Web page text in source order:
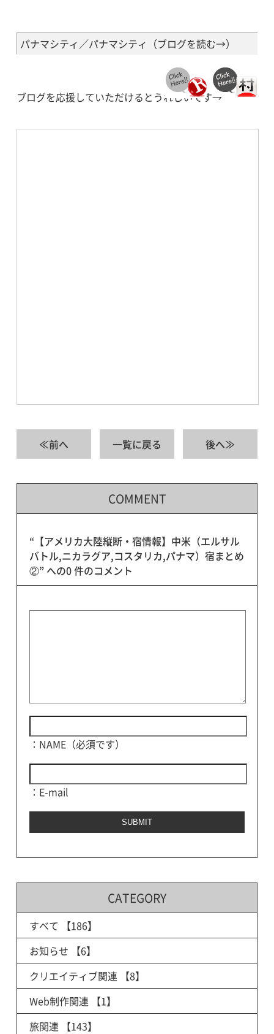
パナマシティ／パナマシティ（ブログを読む→）
ブログを応援していただけるとうれしいです→
≪前へ 一覧に戻る 後へ≫
COMMENT
“【アメリカ大陸縦断・宿情報】中米（エルサル
バトル,ニカラグア,コスタリカ,パナマ）宿まとめ
②” への0 件のコメント
：NAME（必須です）
：E-mail
CATEGORY
すべて 【186】
お知らせ 【6】
クリエイティブ関連 【8】
Web制作関連 【1】
旅関連 【143】